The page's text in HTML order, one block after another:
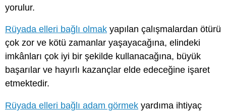
yorulur.
Rüyada elleri bağlı olmak yapılan çalışmalardan ötürü
çok zor ve kötü zamanlar yaşayacağına, elindeki
imkânları çok iyi bir şekilde kullanacağına, büyük
başarılar ve hayırlı kazançlar elde edeceğine işaret
etmektedir.
Rüyada elleri bağlı adam görmek yardıma ihtiyaç